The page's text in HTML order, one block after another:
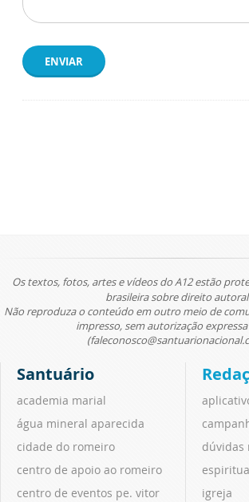
ENVIAR
Os textos, fotos, artes e vídeos do A12 estão
brasileira sobre direito
Não reproduza o conteúdo em outro meio de
impresso, sem autorização
Santuário
academia marial
água mineral aparecida
cidade do romeiro
centro de apoio ao romeiro
centro de eventos pe. vitor
dúvidas
igreja